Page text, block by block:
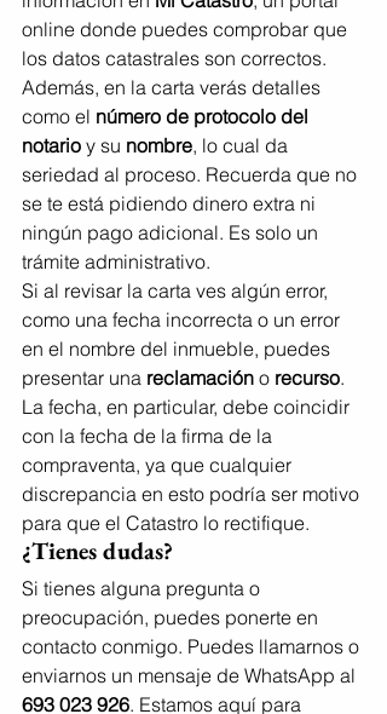
online donde puedes comprobar que
los datos catastrales son correctos.
Además, en la carta verás detalles
como el número de protocolo del
notario y su nombre, lo cual da
seriedad al proceso. Recuerda que no
se te está pidiendo dinero extra ni
ningún pago adicional. Es solo un
trámite administrativo.
Si al revisar la carta ves algún error,
como una fecha incorrecta o un error
en el nombre del inmueble, puedes
presentar una reclamación o recurso.
La fecha, en particular, debe coincidir
con la fecha de la firma de la
compraventa, ya que cualquier
discrepancia en esto podría ser motivo
para que el Catastro lo rectifique.
¿Tienes dudas?
Si tienes alguna pregunta o
preocupación, puedes ponerte en
contacto conmigo. Puedes llamarnos o
enviarnos un mensaje de WhatsApp al
693 023 926. Estamos aquí para